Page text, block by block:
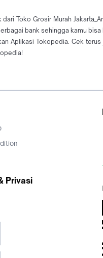
Toko Grosir Murah
bank sehingga kamu
Aplikasi Tokopedia. Cek
Privasi